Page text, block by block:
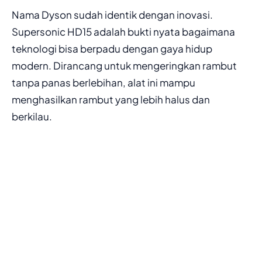
Nama Dyson sudah identik dengan inovasi.
Supersonic HD15 adalah bukti nyata bagaimana
teknologi bisa berpadu dengan gaya hidup
modern. Dirancang untuk mengeringkan rambut
tanpa panas berlebihan, alat ini mampu
menghasilkan rambut yang lebih halus dan
berkilau.